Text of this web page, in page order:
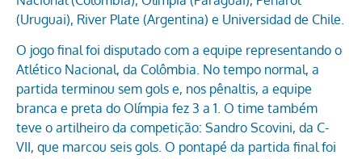
(Uruguai), River Plate (Argentina) e Universidad de Chile.
O jogo final foi disputado com a equipe representando o
Atlético Nacional, da Colômbia. No tempo normal, a
partida terminou sem gols e, nos pênaltis, a equipe
branca e preta do Olímpia fez 3 a 1. O time também
teve o artilheiro da competição: Sandro Scovini, da C-
VII, que marcou seis gols. O pontapé da partida final foi